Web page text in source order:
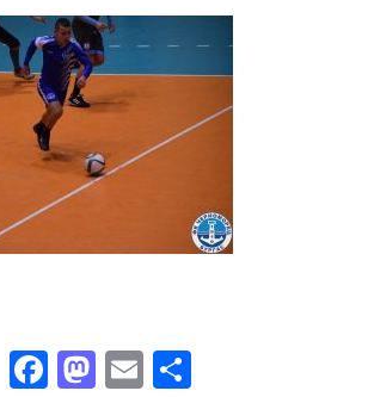
Facebook
Mastodon
Email